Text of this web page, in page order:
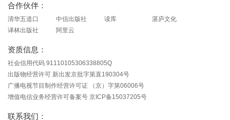
合作伙伴：
清华五道口 中信出版社 读库
湛庐文化
译林出版社
阿里云
资质信息：
社会信用代码 91110105306338805Q
出版物经营许可 新出发京批字第直190304号
广播电视节目制作经营许可证 （京）字第06006号
增值电信业务经营许可备案号 京ICP备15037205号
联系我们：